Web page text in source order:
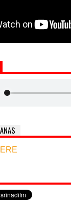
RI Bangun